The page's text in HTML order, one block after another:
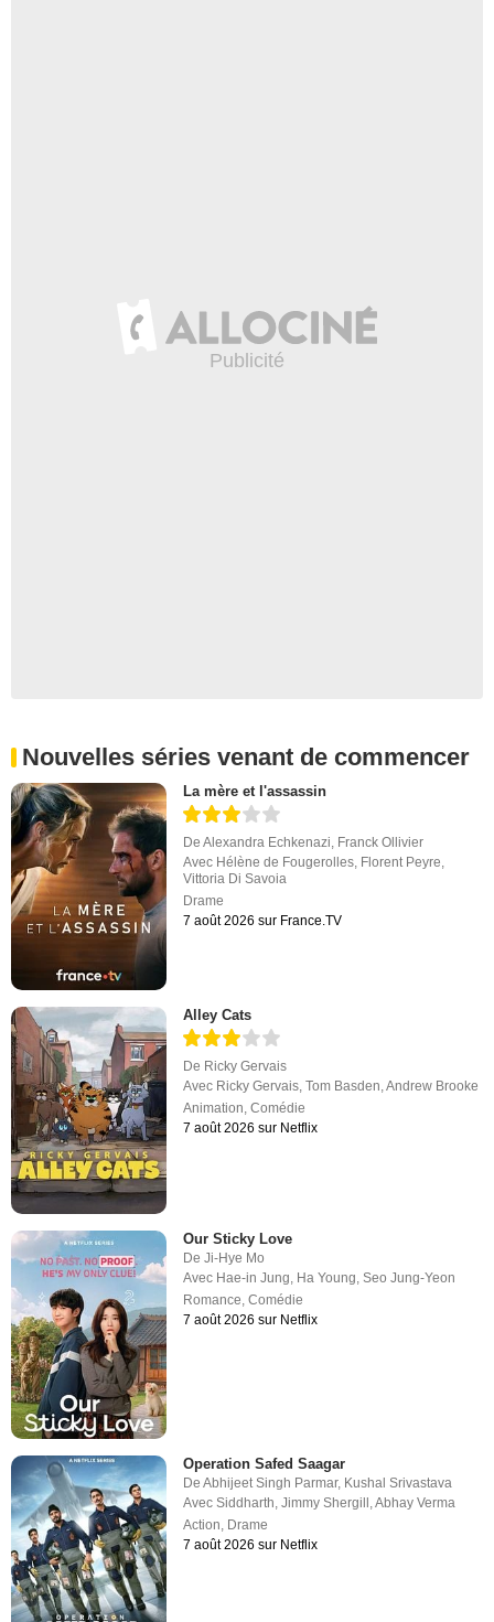
Nouvelles séries venant de commencer
La mère et l'assassin
DeAlexandra Echkenazi Franck Ollivier
Avec Hélène de Fougerolles Florent Peyre
Vittoria Di Savoia
Drame
7 août 2026 sur France.TV
Alley Cats
De Ricky Gervais
Avec Ricky Gervais,Tom Basden,Andrew Brooke
Animation,Comédie
7 août 2026 sur Netflix
Our Sticky Love
DeJi-Hye Mo
Avec Hae-in Jung, Ha Young,Seo Jung-Yeon
Romance,Comédie
7 août 2026 sur Netflix
Operation Safed Saagar
DeAbhijeet Singh Parmar, Kushal Srivastava
AvecSiddharth ,Jimmy Shergill ,Abhay Verma
Action Drame
7 août 2026 sur Netflix